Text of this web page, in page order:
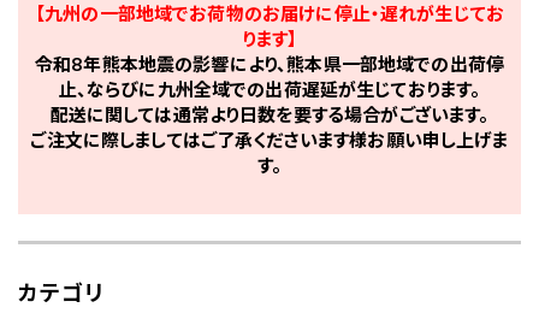
【九州の一部地域でお荷物のお届けに停止・遅れが生じてお
ります】
令和8年熊本地震の影響により、熊本県一部地域での出荷停
止、ならびに九州全域での出荷遅延が生じております。
配送に関しては通常より日数を要する場合がございます。
ご注文に際しましてはご了承くださいます様お願い申し上げま
す。
カテゴリ